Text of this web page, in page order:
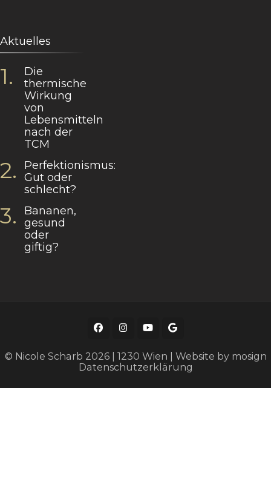
Aktuelles
Die
thermische
Wirkung
von
Lebensmitteln
nach der
TCM
Perfektionismus:
Gut oder
schlecht?
Bananen,
gesund
oder
giftig?
© Nicole Scharb 2026 | 1230 Wien | Website by mosign
Datenschutzerklärung